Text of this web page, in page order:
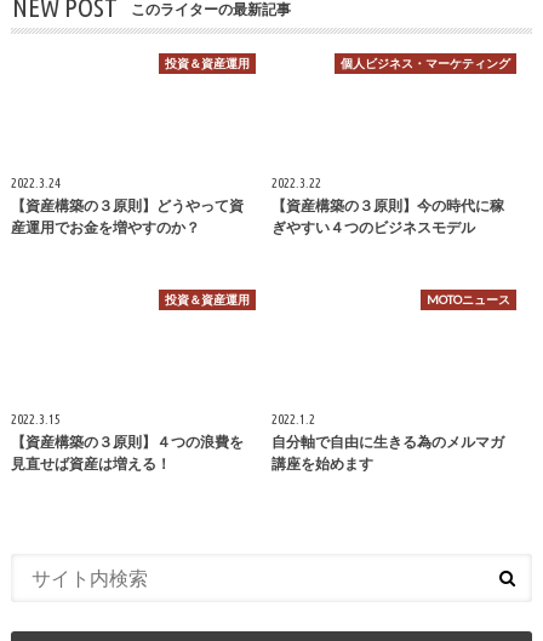
NEW POST このライターの最新記事
投資＆資産運用
2022.3.24
【資産構築の３原則】どうやって資
産運用でお金を増やすのか？
個人ビジネス・マーケティング
2022.3.22
【資産構築の３原則】今の時代に稼
ぎやすい４つのビジネスモデル
投資＆資産運用
2022.3.15
【資産構築の３原則】４つの浪費を
見直せば資産は増える！
MOTOニュース
2022.1.2
自分軸で自由に生きる為のメルマガ
講座を始めます